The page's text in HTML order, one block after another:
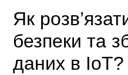
Як
безпеки та
даних в IoT?